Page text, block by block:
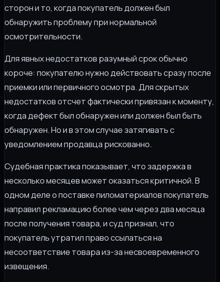
сторон и то, когда покупатель должен был
обнаружить проблему при нормальной
осмотрительности.
Для явных недостатков разумный срок обычно
короче: покупателю нужно действовать сразу после
приемки или первичного осмотра. Для скрытых
недостатков отсчет фактически привязан к моменту,
когда дефект был обнаружен или должен был быть
обнаружен. Но и в этом случае затягивать с
уведомлением продавца рискованно.
Судебная практика показывает, что задержка в
несколько месяцев может оказаться критичной. В
одном деле о поставке пиломатериалов покупатель
направил рекламацию более чем через два месяца
после получения товара, и суд признал, что
покупатель утратил право ссылаться на
несоответствие товара из-за несвоевременного
извещения.